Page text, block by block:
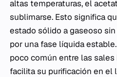
altas temperaturas, el
sublimarse. Esto significa
estado sólido a gaseoso
por una fase líquida
poco común entre las
facilita su purificación en el